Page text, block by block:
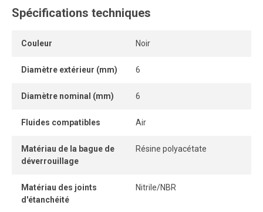
aux connexions et déconnexions répétées, tout en
L’anneau de dégagement permet de retirer le tube
autobloquant sans pièce détachable offre une connexion
et une déconnexion instantanées.
demeure parfaitement étanche, même sous pression.
Spécifications techniques
Couleur Noir
Diamètre extérieur (mm) 6
Diamètre nominal (mm) 6
Fluides compatibles Air
Matériau de la bague de
déverrouillage
Résine polyacétate
Matériau des joints
d'étanchéité
Nitrile/NBR